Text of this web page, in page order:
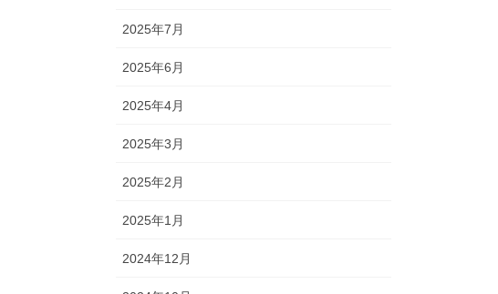
2025年7月
2025年6月
2025年4月
2025年3月
2025年2月
2025年1月
2024年12月